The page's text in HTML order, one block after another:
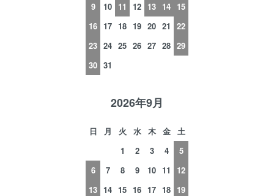
9
10 11 12 13 14 15
16 17 18 19 20 21
22
23 24 25 26 27 28 29
30 31
2026年9月
日 月 火 水 木 金
土
1
2 3 4
5
6
7 8 9 10 11
12
13 14 15 16 17 18 19